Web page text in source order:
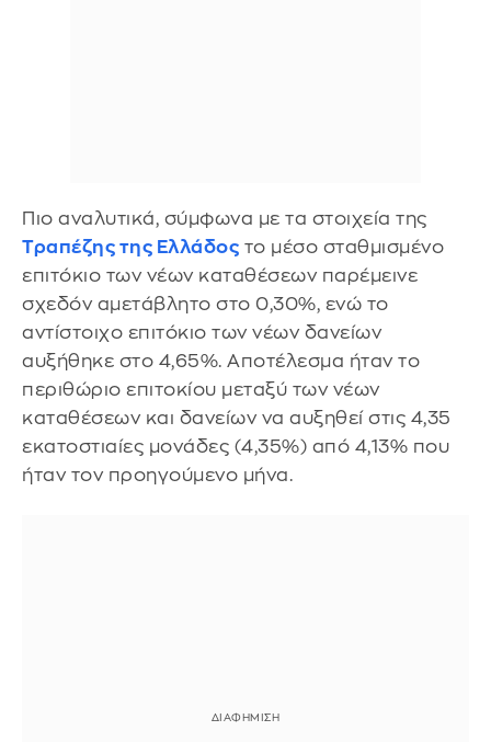
Πιο αναλυτικά, σύμφωνα με τα στοιχεία της
Τραπέζης της Ελλάδος το μέσο σταθμισμένο
επιτόκιο των νέων καταθέσεων παρέμεινε
σχεδόν αμετάβλητο στο 0,30%, ενώ το
αντίστοιχο επιτόκιο των νέων δανείων
αυξήθηκε στο 4,65%. Αποτέλεσμα ήταν το
περιθώριο επιτοκίου μεταξύ των νέων
καταθέσεων και δανείων να αυξηθεί στις 4,35
εκατοστιαίες μονάδες (4,35%) από 4,13% που
ήταν τον προηγούμενο μήνα.